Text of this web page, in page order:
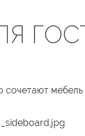
мебель